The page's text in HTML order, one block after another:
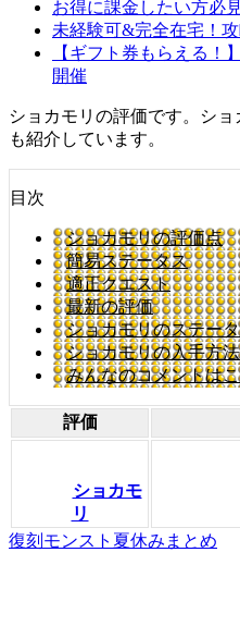
お得に課金したい方必
未経験可&完全在宅！
【ギフト券もらえる！
開催
ショカモリの評価です。シ
も紹介しています。
目次
ショカモリの評価点
簡易ステータス
適正クエスト
最新の評価
ショカモリのステー
ショカモリの入手方法
みんなのコメントは
評価
ショカモ
リ
復刻モンスト夏休みまとめ